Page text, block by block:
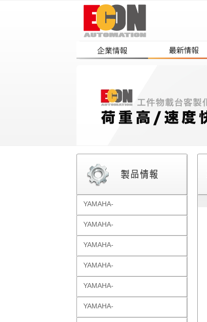
YAMAHA-
YAMAHA-
YAMAHA-
YAMAHA-
YAMAHA-
YAMAHA-